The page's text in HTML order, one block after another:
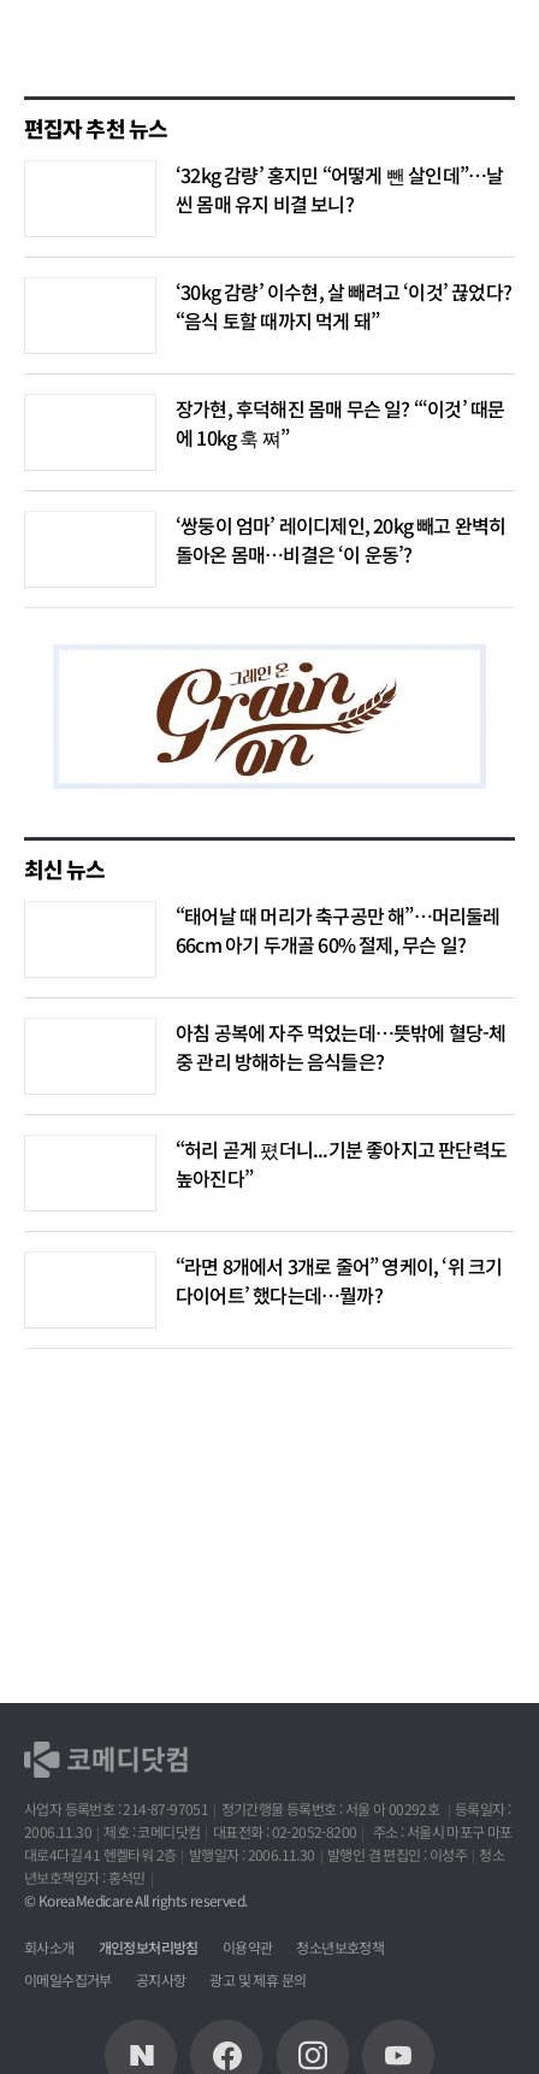
편집자 추천 뉴스
‘32kg 감량’ 홍지민 “어떻게 뺀 살인데”…날
씬 몸매 유지 비결 보니?
‘30kg 감량’ 이수현, 살 빼려고 ‘이것’ 끊었다?
“음식 토할 때까지 먹게 돼”
장가현, 후덕해진 몸매 무슨 일? “‘이것’ 때문
에 10kg 훅 쪄”
‘쌍둥이 엄마’ 레이디제인, 20kg 빼고 완벽히
돌아온 몸매…비결은 ‘이 운동’?
최신 뉴스
“태어날 때 머리가 축구공만 해”…머리둘레
66cm 아기 두개골 60% 절제, 무슨 일?
아침 공복에 자주 먹었는데…뜻밖에 혈당-체
중 관리 방해하는 음식들은?
“허리 곧게 폈더니...기분 좋아지고 판단력도
높아진다”
“라면 8개에서 3개로 줄어” 영케이, ‘위 크기
다이어트’ 했다는데…뭘까?
사업자 등록번호 : 214-87-97051 정기간행물 등록번호 : 서울 아 00292호
등록일자 :
2006.11.30
제호 : 코메디닷컴 대표전화 : 02-2052-8200
주소 : 서울시 마포구 마포
대로4다길 41 헨켈타워 2층
발행일자 : 2006.11.30 발행인 겸 편집인 : 이성주
청소
년보호책임자 : 홍석민
© KoreaMedicare All rights reserved.
회사소개 개인정보처리방침 이용약관
청소년보호정책
이메일수집거부
공지사항 광고 및 제휴 문의